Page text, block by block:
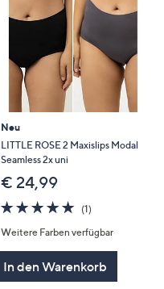
Neu
LITTLE ROSE 2 Maxislips Modal
Seamless 2x uni
€ 24,99
5.0
von
5
(1)
Weitere Farben verfügbar
In den Warenkorb